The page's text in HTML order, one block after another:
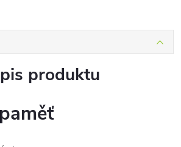
produktu